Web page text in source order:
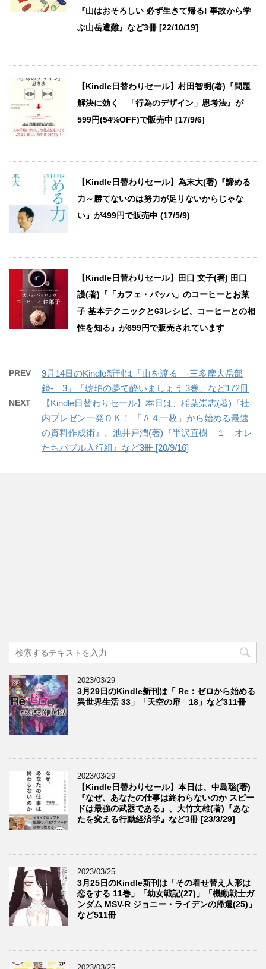
『山はおそろしい 必ず生きて帰る! 事故から学
ぶ山岳遭難』など3冊 [22/10/19]
【Kindle日替わりセール】村田智明(著)『問題
解決に効く 「行為のデザイン」思考法』が
599円(54%OFF)で販売中 [17/9/6]
【Kindle日替わりセール】為末大(著)『諦める
力～勝てないのは努力が足りないからじゃな
い』が499円で販売中 (17/5/9)
【Kindle日替わりセール】田口 文子(著) 田口
護(著)『「カフェ・バッハ」のコーヒーとお菓
子 基本テクニックと63レシピ、コーヒーとの相
性を知る』が699円で販売されています
PREV
9月14日のKindle新刊は「山を渡る -三多摩大岳部
録- 3」「琥珀の夢で酔いましょう 3巻」など172冊
NEXT
【Kindle日替わりセール】本日は、稲葉崇志(著)『社
内プレゼン一発ＯＫ！ 「Ａ４一枚」から始める最速
の資料作成術』、池井戸潤(著)『半沢直樹 １ オレ
たちバブル入行組』など3冊 [20/9/16]
2023/03/29
3月29日のKindle新刊は「 Re：ゼロから始める
異世界生活 33」「天空の扉 18」など311冊
2023/03/29
【Kindle日替わりセール】本日は、中島聡(著)
『なぜ、あなたの仕事は終わらないのか スピー
ドは最強の武器である』、大竹文雄(著)『あな
たを変える行動経済学』など3冊 [23/3/29]
2023/03/25
3月25日のKindle新刊は「その着せ替え人形は
恋をする 11巻」「幼女戦記(27)」「機動戦士ガ
ンダム MSV-R ジョニー・ライデンの帰還(25)」
など511冊